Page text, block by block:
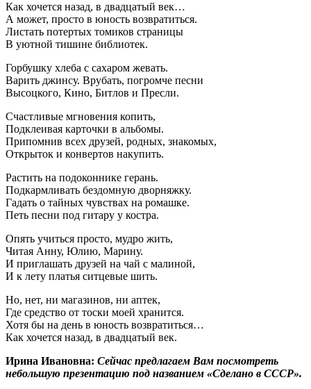
Как хочется назад, в двадцатый век…
А может, просто в юность возвратиться.
Листать потертых томиков страницы
В уютной тишине библиотек.
Горбушку хлеба с сахаром жевать.
Варить джинсу. Врубать, погромче песни
Высоцкого, Кино, Битлов и Пресли.
Счастливые мгновения копить,
Подклеивая карточки в альбомы.
Припомнив всех друзей, родных, знакомых,
Открыток и конвертов накупить.
Растить на подоконнике герань.
Подкармливать бездомную дворняжку.
Гадать о тайных чувствах на ромашке.
Петь песни под гитару у костра.
Опять учиться просто, мудро жить,
Читая Анну, Юлию, Марину.
И приглашать друзей на чай с малиной,
И к лету платья ситцевые шить.
Но, нет, ни магазинов, ни аптек,
Где средство от тоски моей хранится.
Хотя бы на день в юность возвратиться…
Как хочется назад, в двадцатый век.
Ирина Ивановна: Сейчас предлагаем Вам посмотреть
небольшую презентацию под названием «Сделано в СССР».